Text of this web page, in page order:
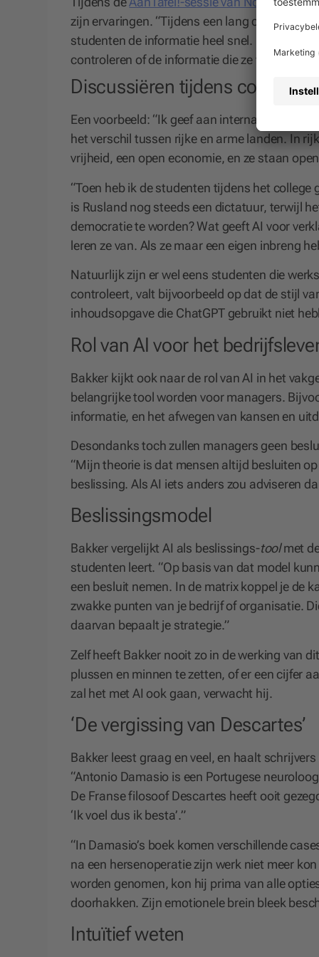
zijn ervaringen. “Tijdens een lang college
studenten de informatie heel snel. Daar
controleren of de informatie die ze van AI
Discussiëren tijdens college
Een voorbeeld: “Ik geef aan internationale
het verschil tussen rijke en arme landen. In
vrijheid, een open economie, en ze staan
“Toen heb ik de studenten tijdens het
is Rusland nog steeds een dictatuur, terwijl
democratie te worden? Wat geeft AI voor
leren ze van. Als ze maar een eigen inbreng
Natuurlijk zijn er wel eens studenten die
controleert, valt bijvoorbeeld op dat de stijl
inhoudsopgave die ChatGPT gebruikt niet
Rol van AI voor het
Bakker kijkt ook naar de rol van AI in het
belangrijke tool worden voor managers.
informatie, en het afwegen van kansen en
Desondanks toch zullen managers geen
“Mijn theorie is dat mensen altijd besluiten
beslissing. Als AI iets anders zou adviseren
Beslissingsmodel
Bakker vergelijkt AI als beslissings-toolmet
studenten leert. “Op basis van dat model
een besluit nemen. In de matrix koppel je de
zwakke punten van je bedrijf of organisatie.
daarvan bepaalt je strategie.”
Zelf heeft Bakker nooit zo in de werking van
plussen en minnen te zetten, of er een cijfer
zal het met AI ook gaan, verwacht hij.
‘De vergissing van Descartes’
Bakker leest graag en veel, en haalt
“Antonio Damasio is een Portugese
De Franse filosoof Descartes heeft ooit
‘Ik voel dus ik besta’.”
“In Damasio’s boek komen verschillende
na een hersenoperatie zijn werk niet meer
worden genomen, kon hij prima van alle
doorhakken. Zijn emotionele brein bleek
Intuïtief weten